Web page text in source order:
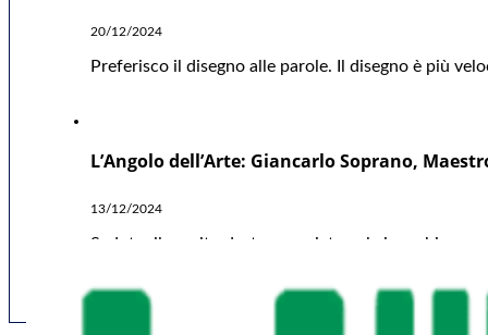
20/12/2024
Preferisco il disegno alle parole. Il disegno è più
L’Angolo dell’Arte: Giancarlo Soprano,
13/12/2024
Seduto, il gomito destro poggiato sul ginocchio,